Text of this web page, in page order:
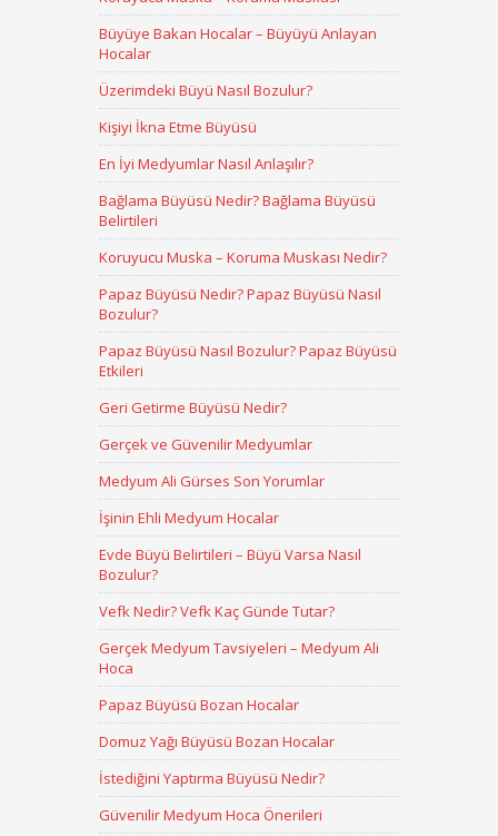
Büyüye Bakan Hocalar – Büyüyü Anlayan
Hocalar
Üzerimdeki Büyü Nasıl Bozulur?
Kişiyi İkna Etme Büyüsü
En İyi Medyumlar Nasıl Anlaşılır?
Bağlama Büyüsü Nedir? Bağlama Büyüsü
Belirtileri
Koruyucu Muska – Koruma Muskası Nedir?
Papaz Büyüsü Nedir? Papaz Büyüsü Nasıl
Bozulur?
Papaz Büyüsü Nasıl Bozulur? Papaz Büyüsü
Etkileri
Geri Getirme Büyüsü Nedir?
Gerçek ve Güvenilir Medyumlar
Medyum Ali Gürses Son Yorumlar
İşinin Ehli Medyum Hocalar
Evde Büyü Belirtileri – Büyü Varsa Nasıl
Bozulur?
Vefk Nedir? Vefk Kaç Günde Tutar?
Gerçek Medyum Tavsiyeleri – Medyum Ali
Hoca
Papaz Büyüsü Bozan Hocalar
Domuz Yağı Büyüsü Bozan Hocalar
İstediğini Yaptırma Büyüsü Nedir?
Güvenilir Medyum Hoca Önerileri